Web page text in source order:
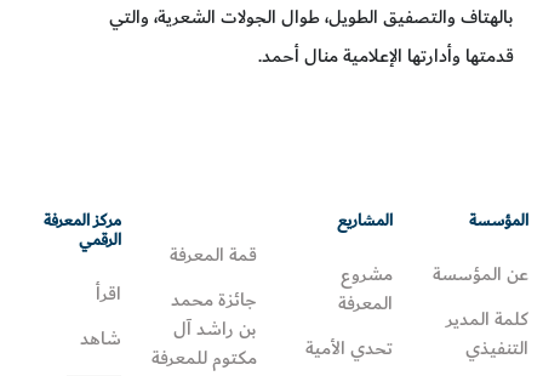
بالهتاف والتصفيق الطويل، طوال الجولات الشعرية، والتي
قدمتها وأدارتها الإعلامية منال أحمد.
المؤسسة
عن المؤسسة
كلمة المدير
التنفيذي
المشاريع
مشروع
المعرفة
تحدي الأمية
قمة المعرفة
جائزة محمد
بن راشد آل
مكتوم للمعرفة
مركز المعرفة
الرقمي
اقرأ
شاهد